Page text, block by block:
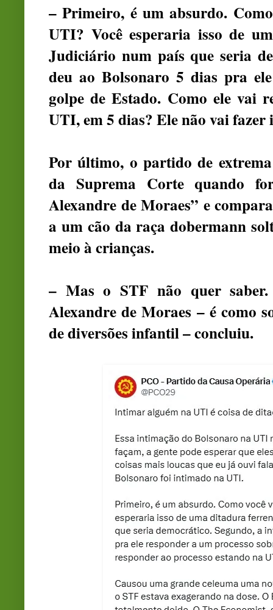
– Primeiro, é um absurdo.
UTI? Você esperaria isso de
Judiciário num país que seria
deu ao Bolsonaro 5 dias pra
golpe de Estado. Como ele vai
UTI, em 5 dias? Ele não vai fazer
Por último, o partido de
da Suprema Corte quando
Alexandre de Moraes” e
a um cão da raça dobermann
meio à crianças.
– Mas o STF não quer saber.
Alexandre de Moraes – é como
de diversões infantil – concluiu.